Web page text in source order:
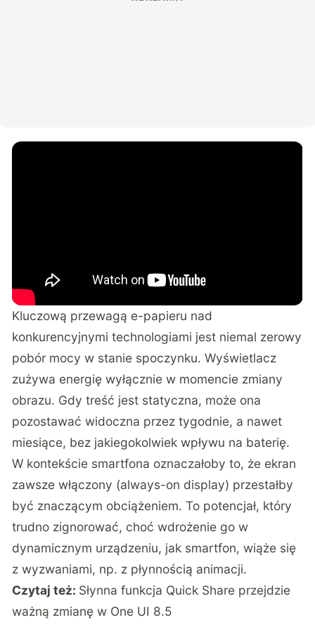
Kluczową przewagą e-papieru nad
konkurencyjnymi technologiami jest niemal zerowy
pobór mocy w stanie spoczynku. Wyświetlacz
zużywa energię wyłącznie w momencie zmiany
obrazu. Gdy treść jest statyczna, może ona
pozostawać widoczna przez tygodnie, a nawet
miesiące, bez jakiegokolwiek wpływu na baterię.
W kontekście smartfona oznaczałoby to, że ekran
zawsze włączony (always-on display) przestałby
być znaczącym obciążeniem. To potencjał, który
trudno zignorować, choć wdrożenie go w
dynamicznym urządzeniu, jak smartfon, wiąże się
z wyzwaniami, np. z płynnością animacji.
Czytaj też: Słynna funkcja Quick Share przejdzie
ważną zmianę w One UI 8.5